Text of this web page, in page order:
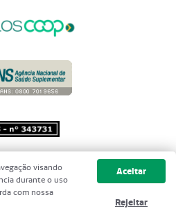
- 2026 Unimed do
os direitos reservados
visando
durante o uso
com nossa
Aceitar
Rejeitar